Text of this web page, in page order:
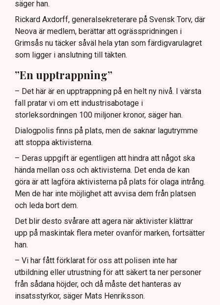
säger han.
Rickard Axdorff, generalsekreterare på Svensk Torv, där
Neova är medlem, berättar att ogrässpridningen i
Grimsås nu täcker såväl hela ytan som färdigvarulagret
som ligger i anslutning till täkten.
”En upptrappning”
– Det här är en upptrappning på en helt ny nivå. I värsta
fall pratar vi om ett industrisabotage i
storleksordningen 100 miljoner kronor, säger han.
Dialogpolis finns på plats, men de saknar lagutrymme
att stoppa aktivisterna.
– Deras uppgift är egentligen att hindra att något ska
hända mellan oss och aktivisterna. Det enda de kan
göra är att lagföra aktivisterna på plats för olaga intrång.
Men de har inte möjlighet att avvisa dem från platsen
och leda bort dem.
Det blir desto svårare att agera när aktivister klättrar
upp på maskintak flera meter ovanför marken, fortsätter
han.
– Vi har fått förklarat för oss att polisen inte har
utbildning eller utrustning för att säkert ta ner personer
från sådana höjder, och då måste det hanteras av
insatsstyrkor, säger Mats Henriksson.